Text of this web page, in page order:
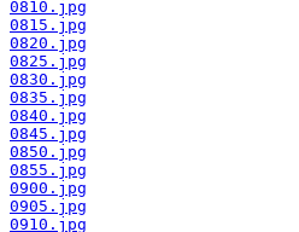
0810.jpg
0815.jpg
0820.jpg
0825.jpg
0830.jpg
0835.jpg
0840.jpg
0845.jpg
0850.jpg
0855.jpg
0900.jpg
0905.jpg
0910.jpg